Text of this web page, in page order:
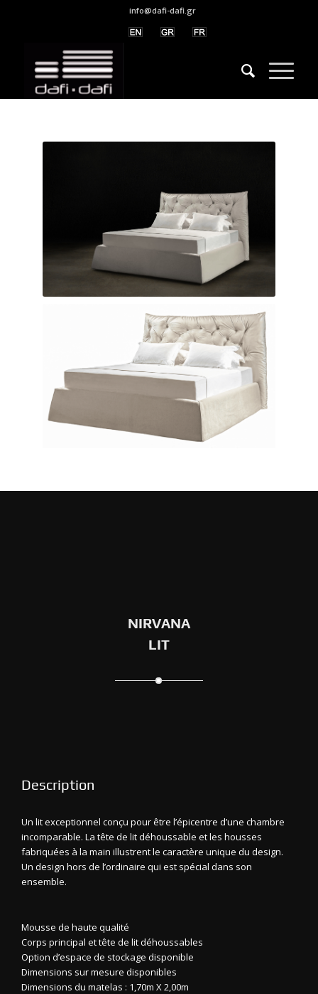
info@dafi-dafi.gr
NIRVANA
LIT
Description
Un lit exceptionnel conçu pour être l’épicentre d’une chambre
incomparable. La tête de lit déhoussable et les housses
fabriquées à la main illustrent le caractère unique du design.
Un design hors de l’ordinaire qui est spécial dans son
ensemble.
Mousse de haute qualité
Corps principal et tête de lit déhoussables
Option d’espace de stockage disponible
Dimensions sur mesure disponibles
Dimensions du matelas : 1,70m X 2,00m